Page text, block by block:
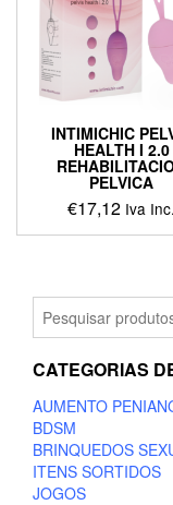
INTIMICHIC
HEALTH I 2.0
PELVICA
€17,12 Iva Inc.
por:
CATEGORIAS
AUMENTO
BDSM
BRINQUEDOS
ITENS SORTIDOS
JOGOS